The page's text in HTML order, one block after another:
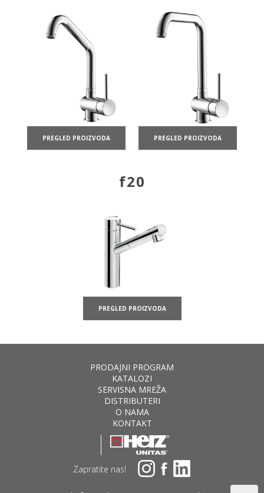
PREGLED PROIZVODA PREGLED PROIZVODA
f20
PREGLED PROIZVODA
PRODAJNI PROGRAM
KATALOZI
SERVISNA MREŽA
DISTRIBUTERI
O NAMA
KONTAKT
Zapratite nas!